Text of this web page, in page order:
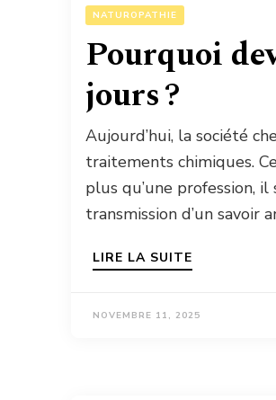
NATUROPATHIE
Pourquoi
jours ?
Aujourd’hui, la société
traitements chimiques.
plus qu’une profession,
transmission d’un savoir
LIRE LA SUITE
NOVEMBRE 11, 2025